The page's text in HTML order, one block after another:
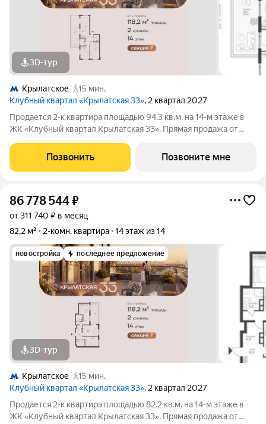
3D-тур
Крылатское
15 мин.
Клубный квартал «Крылатская 33», 2 квартал 2027
Продается 2-к квартира площадью 94.3 кв.м. на 14-м этаже в
ЖК «Клубный квартал Крылатская 33». Прямая продажа от
западе Москвы от специализированного застройщика
«Сияние». Комплекс расположен
Позвонить Позвоните мне
86 778 544₽
от 311 740 ₽ в месяц
82,2 м²
2-комн. квартира 14 этаж из 14
новостройка последнее предложение
3D-тур
Крылатское
15 мин.
Клубный квартал «Крылатская 33», 2 квартал 2027
Продается 2-к квартира площадью 82.2 кв.м. на 14-м этаже в
ЖК «Клубный квартал Крылатская 33». Прямая продажа от